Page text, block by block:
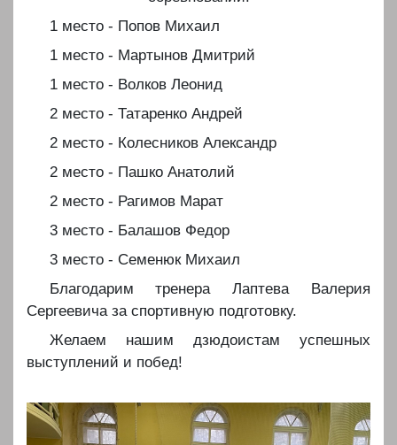
1 место - Попов Михаил
1 место - Мартынов Дмитрий
1 место - Волков Леонид
2 место - Татаренко Андрей
2 место - Колесников Александр
2 место - Пашко Анатолий
2 место - Рагимов Марат
3 место - Балашов Федор
3 место - Семенюк Михаил
Благодарим тренера Лаптева Валерия
Сергеевича за спортивную подготовку.
Желаем нашим дзюдоистам успешных
выступлений и побед!